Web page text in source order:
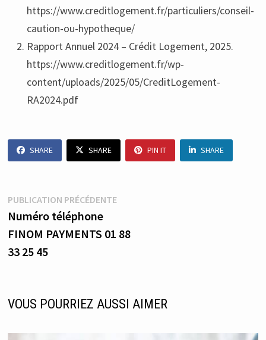
https://www.creditlogement.fr/particuliers/conseil-
caution-ou-hypotheque/
Rapport Annuel 2024 – Crédit Logement, 2025.
https://www.creditlogement.fr/wp-
content/uploads/2025/05/CreditLogement-
RA2024.pdf
SHARE SHARE PIN IT SHARE
Navigation
de
l’article
PUBLICATION PRÉCÉDENTEPublication
Numéro téléphone
FINOM PAYMENTS 01 88
33 25 45
VOUS POURRIEZ AUSSI AIMER